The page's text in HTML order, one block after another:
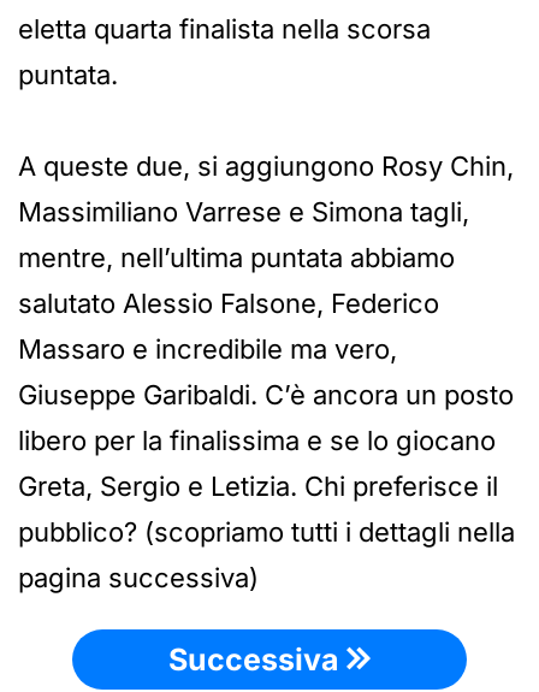
eletta quarta finalista nella scorsa
puntata.
A queste due, si aggiungono Rosy Chin,
Massimiliano Varrese e Simona tagli,
mentre, nell’ultima puntata abbiamo
salutato Alessio Falsone, Federico
Massaro e incredibile ma vero,
Giuseppe Garibaldi. C’è ancora un posto
libero per la finalissima e se lo giocano
Greta, Sergio e Letizia. Chi preferisce il
pubblico? (scopriamo tutti i dettagli nella
pagina successiva)
Successiva